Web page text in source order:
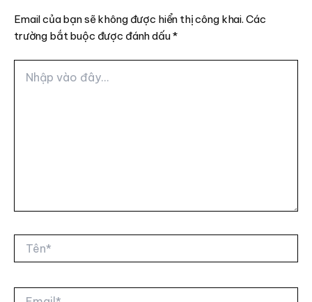
Email của bạn sẽ không được hiển thị công khai. Các
trường bắt buộc được đánh dấu*
vào
Tên*